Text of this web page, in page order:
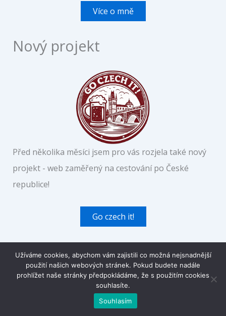
Více o mně
Nový projekt
Před několika měsíci jsem pro vás rozjela také nový
projekt - web zaměřený na cestování po České
republice!
Go czech it!
srdcemnacestach
Užíváme cookies, abychom vám zajistili co možná nejsnadnější
použití našich webových stránek. Pokud budete nadále
prohlížet naše stránky předpokládáme, že s použitím cookies
souhlasíte.
Souhlasím